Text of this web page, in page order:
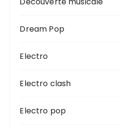
Dream Pop
Electro
Electro clash
Electro pop